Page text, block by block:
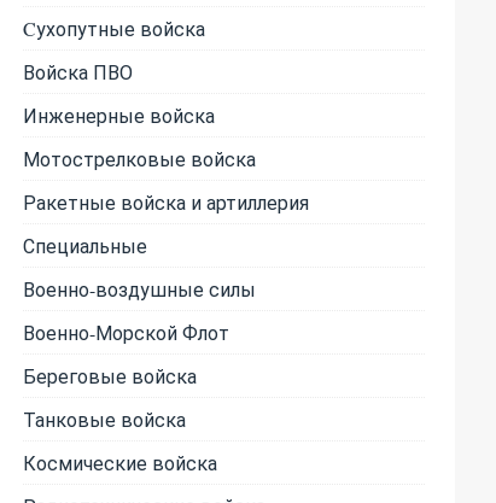
Cухопутные войска
Войска ПВО
Инженерные войска
Мотострелковые войска
Ракетные войска и артиллерия
Специальные
Военно-воздушные силы
Военно-Морской Флот
Береговые войска
Танковые войска
Космические войска